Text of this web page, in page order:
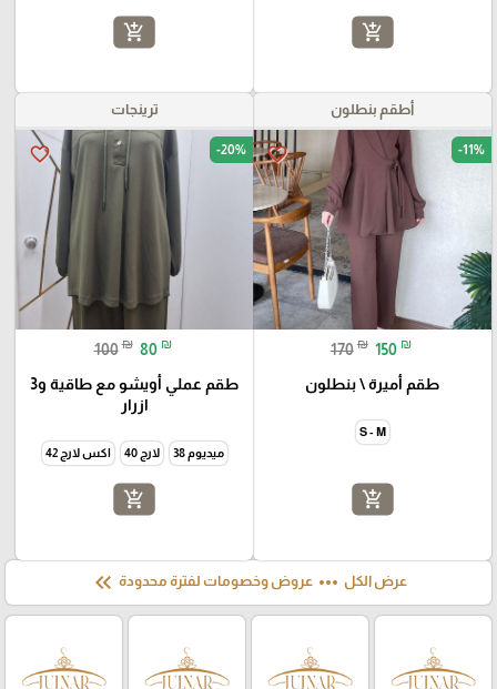
add_shopping_cart
add_shopping_cart
أطقم بنطلون
favorite_border -11%
170 ₪ 150 ₪
طقم أميرة \ بنطلون
S - M
add_shopping_cart
ترينجات
favorite_border -20%
100 ₪ 80 ₪
طقم عملي أويشو مع طاقية و3
ازرار
ميديوم 38 لارج 40 اكس لارج 42
add_shopping_cart
عرض الكل more_horiz عروض وخصومات لفترة محدودة keyboard_double_arrow_left